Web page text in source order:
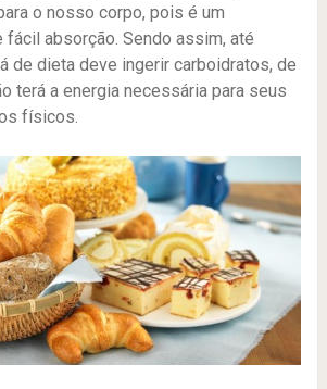
o nosso corpo, pois é um
fácil absorção. Sendo assim, até
de dieta deve ingerir carboidratos, de
terá a energia necessária para seus
físicos.